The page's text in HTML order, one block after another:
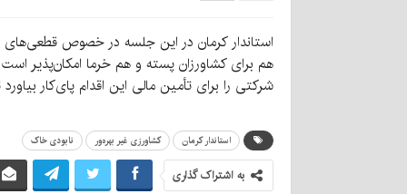
استاندار کرمان در این جلسه در خصوص قطعی‌های
هم برای کشاورزان پسته و هم خرما امکان‌پذیر
شرکتی را برای تأمین مالی این اقدام پای‌کار
استاندار کرمان کشاورزی غیر بهره‌ور نابودی خاک
به اشتراک گذاری